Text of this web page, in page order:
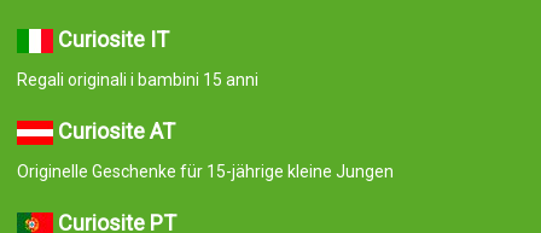
Curiosite IT
Regali originali i bambini 15 anni
Curiosite AT
Originelle Geschenke für 15-jährige kleine Jungen
Curiosite PT